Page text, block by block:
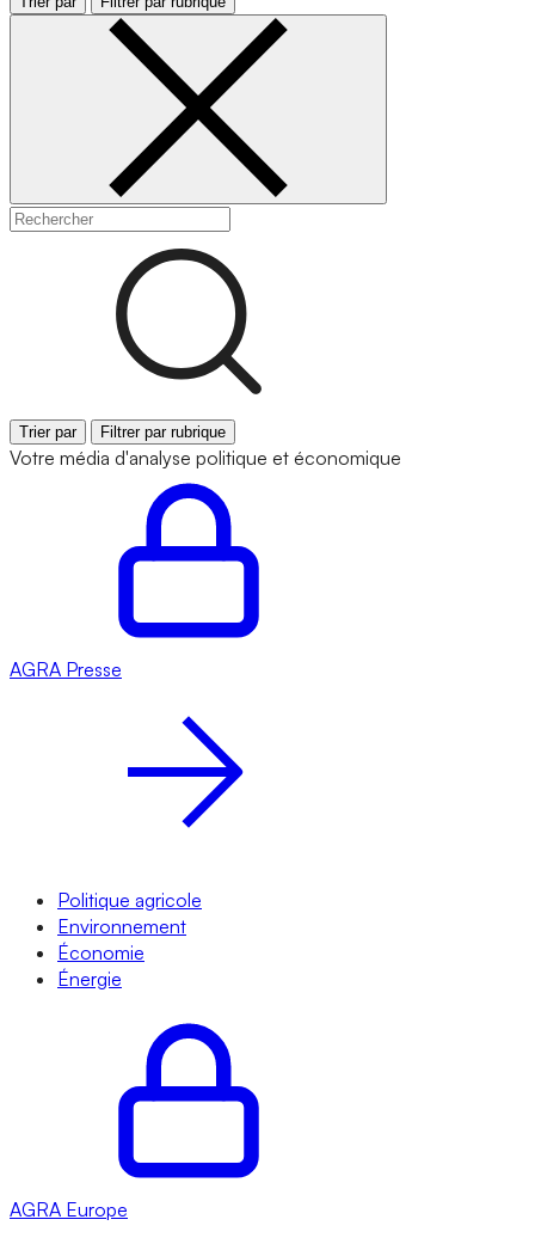
Trier par Filtrer par rubrique
Votre média d'analyse politique et économique
AGRA Presse
Politique agricole
Environnement
Économie
Énergie
AGRA Europe